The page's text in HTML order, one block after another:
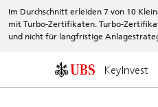
Im Durchschnitt erleiden 7 von 10
mit Turbo-Zertifikaten. Turbo-
und nicht für langfristige
KeyInvest